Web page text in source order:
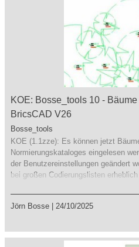
KOE: Bosse_tools 10 -
BricsCAD V26
Bosse_tools
KOE (1.1zze): Es können jetzt
Normierungskataloges eingelesen
der Benutzereinstellungen geändert
bei großen Codierungslisten
Jörn Bosse
24/10/2025